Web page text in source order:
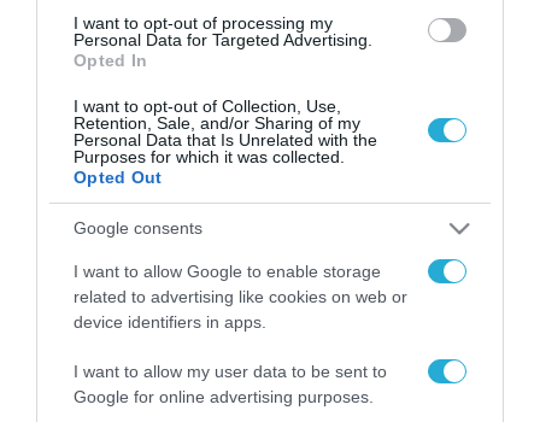
I want to opt-out of processing my
Personal Data for Targeted Advertising.
Opted In
I want to opt-out of Collection, Use,
Retention, Sale, and/or Sharing of my
Personal Data that Is Unrelated with the
Purposes for which it was collected.
Opted Out
Google consents
I want to allow Google to enable storage
related to advertising like cookies on web or
device identifiers in apps.
I want to allow my user data to be sent to
Google for online advertising purposes.
ΡΟΗ ΕΙΔΗΣΕΩΝ
Το χρηματοδοτούμενο
από την ΕΕ έργο “The
Gaming Police”
ενισχύει την ασφάλεια
των παιδιών στο
διαδίκτυο
31.07.2026
ΑΑΔΕ: Διευκρινίσεις
για τα πρόστιμα σε